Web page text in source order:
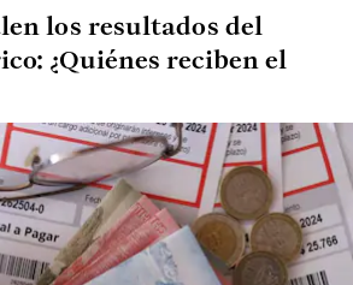
los resultados del
¿Quiénes reciben el